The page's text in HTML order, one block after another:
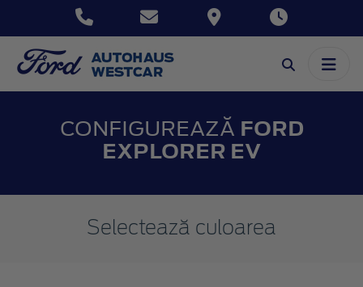
CONFIGUREAZĂ FORD
EXPLORER EV
Selectează culoarea